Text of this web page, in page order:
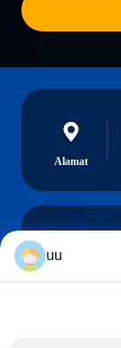
Alamat
Surel
uu